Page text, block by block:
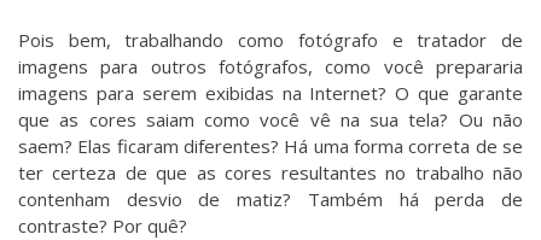
Pois bem, trabalhando como fotógrafo e tratador de
imagens para outros fotógrafos, como você prepararia
imagens para serem exibidas na Internet? O que garante
que as cores saiam como você vê na sua tela? Ou não
saem? Elas ficaram diferentes? Há uma forma correta de se
ter certeza de que as cores resultantes no trabalho não
contenham desvio de matiz? Também há perda de
contraste? Por quê?